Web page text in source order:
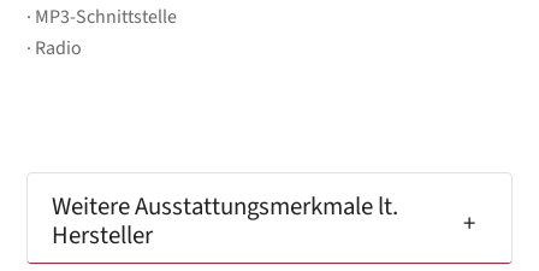
MP3-Schnittstelle
Radio
Weitere Ausstattungsmerkmale lt.
Hersteller